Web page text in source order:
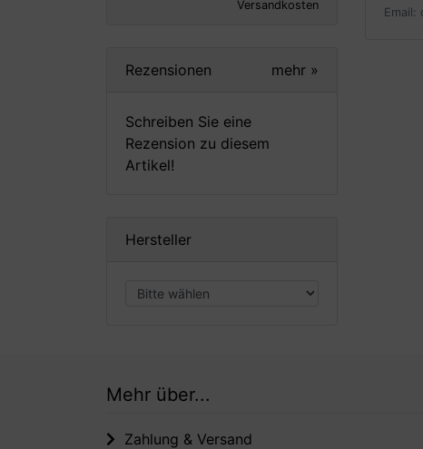
Versandkosten
Rezensionen mehr »
Schreiben Sie eine
Rezension zu diesem
Artikel!
Hersteller
Email:
Mehr über...
Zahlung & Versand